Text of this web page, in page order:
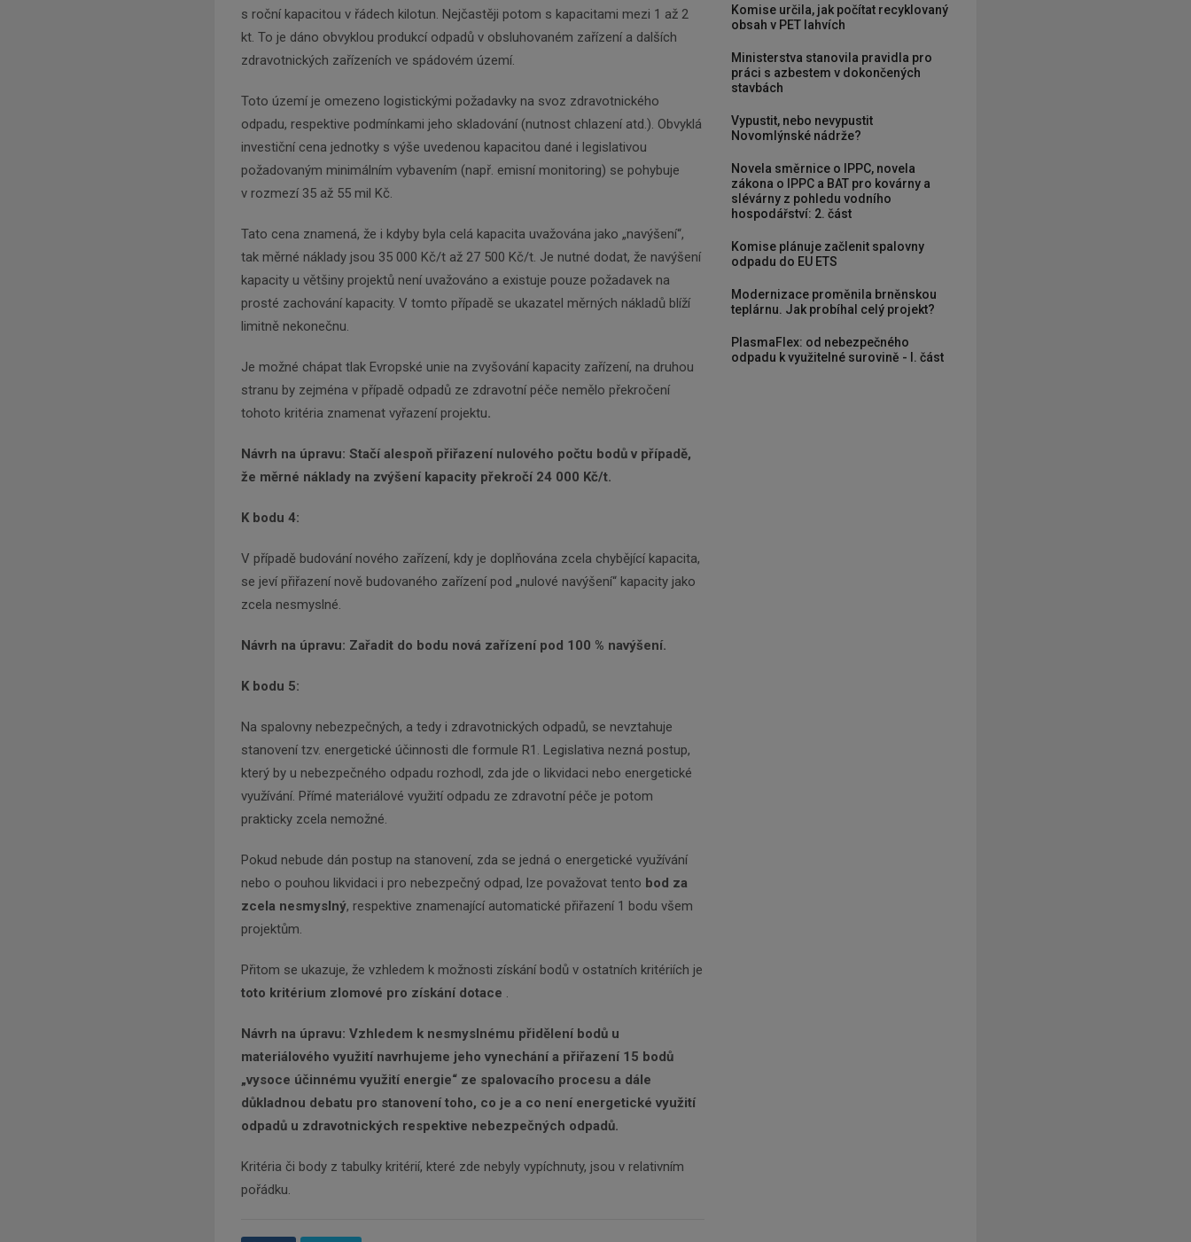
s roční kapacitou v řádech kilotun. Nejčastěji potom s kapacitami mezi 1 až 2
kt. To je dáno obvyklou produkcí odpadů v obsluhovaném zařízení a dalších
zdravotnických zařízeních ve spádovém území.
Toto území je omezeno logistickými požadavky na svoz zdravotnického
odpadu, respektive podmínkami jeho skladování (nutnost chlazení atd.). Obvyklá
investiční cena jednotky s výše uvedenou kapacitou dané i legislativou
požadovaným minimálním vybavením (např. emisní monitoring) se pohybuje
v rozmezí 35 až 55 mil Kč.
Tato cena znamená, že i kdyby byla celá kapacita uvažována jako „navýšení“,
tak měrné náklady jsou 35 000 Kč/t až 27 500 Kč/t. Je nutné dodat, že navýšení
kapacity u většiny projektů není uvažováno a existuje pouze požadavek na
prosté zachování kapacity. V tomto případě se ukazatel měrných nákladů blíží
limitně nekonečnu.
Je možné chápat tlak Evropské unie na zvyšování kapacity zařízení, na druhou
stranu by zejména v případě odpadů ze zdravotní péče nemělo překročení
tohoto kritéria znamenat vyřazení projektu.
Návrh na úpravu: Stačí alespoň přiřazení nulového počtu bodů v případě,
že měrné náklady na zvýšení kapacity překročí 24 000 Kč/t.
K bodu 4:
V případě budování nového zařízení, kdy je doplňována zcela chybějící kapacita,
se jeví přiřazení nově budovaného zařízení pod „nulové navýšení“ kapacity jako
zcela nesmyslné.
Návrh na úpravu: Zařadit do bodu nová zařízení pod 100 % navýšení.
K bodu 5:
Na spalovny nebezpečných, a tedy i zdravotnických odpadů, se nevztahuje
stanovení tzv. energetické účinnosti dle formule R1. Legislativa nezná postup,
který by u nebezpečného odpadu rozhodl, zda jde o likvidaci nebo energetické
využívání. Přímé materiálové využití odpadu ze zdravotní péče je potom
prakticky zcela nemožné.
Pokud nebude dán postup na stanovení, zda se jedná o energetické využívání
nebo o pouhou likvidaci i pro nebezpečný odpad, lze považovat tento bod za
zcela nesmyslný, respektive znamenající automatické přiřazení 1 bodu všem
projektům.
Přitom se ukazuje, že vzhledem k možnosti získání bodů v ostatních kritériích je
toto kritérium zlomové pro získání dotace .
Návrh na úpravu: Vzhledem k nesmyslnému přidělení bodů u
materiálového využití navrhujeme jeho vynechání a přiřazení 15 bodů
„vysoce účinnému využití energie“ ze spalovacího procesu a dále
důkladnou debatu pro stanovení toho, co je a co není energetické využití
odpadů u zdravotnických respektive nebezpečných odpadů.
Kritéria či body z tabulky kritérií, které zde nebyly vypíchnuty, jsou v relativním
pořádku.
Komise určila, jak počítat recyklovaný
obsah v PET lahvích
Ministerstva stanovila pravidla pro
práci s azbestem v dokončených
stavbách
Vypustit, nebo nevypustit
Novomlýnské nádrže?
Novela směrnice o IPPC, novela
zákona o IPPC a BAT pro kovárny a
slévárny z pohledu vodního
hospodářství: 2. část
Komise plánuje začlenit spalovny
odpadu do EU ETS
Modernizace proměnila brněnskou
teplárnu. Jak probíhal celý projekt?
PlasmaFlex: od nebezpečného
odpadu k využitelné surovině - I. část
Newsletter
Zadejte váš email a my Vám budeme zasílat ty
nejdůležitější informace, maximálně 1x týdně.